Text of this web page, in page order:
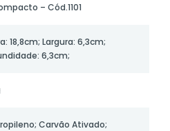
– Cód.1101
18,8cm; Largura: 6,3cm;
6,3cm;
Carvão Ativado;